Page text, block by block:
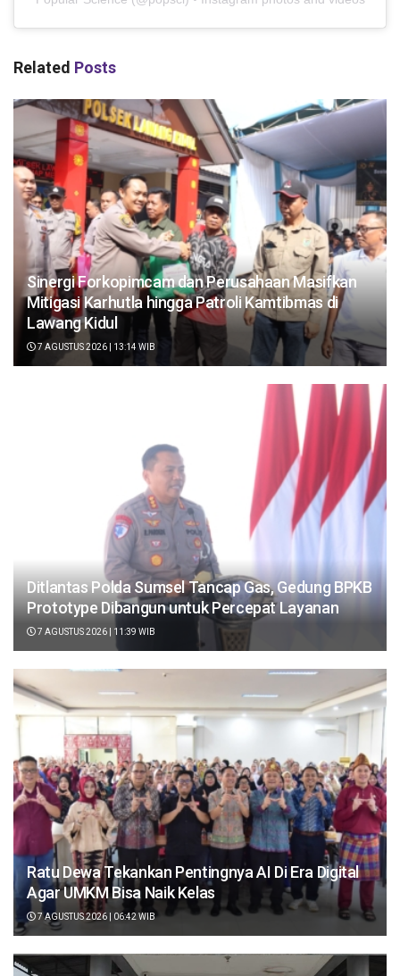
Related Posts
Sinergi Forkopimcam dan Perusahaan Masifkan
Mitigasi Karhutla hingga Patroli Kamtibmas di
Lawang Kidul
7 AGUSTUS 2026 | 13:14 WIB
Ditlantas Polda Sumsel Tancap Gas, Gedung BPKB
Prototype Dibangun untuk Percepat Layanan
7 AGUSTUS 2026 | 11:39 WIB
Ratu Dewa Tekankan Pentingnya AI Di Era Digital
Agar UMKM Bisa Naik Kelas
7 AGUSTUS 2026 | 06:42 WIB